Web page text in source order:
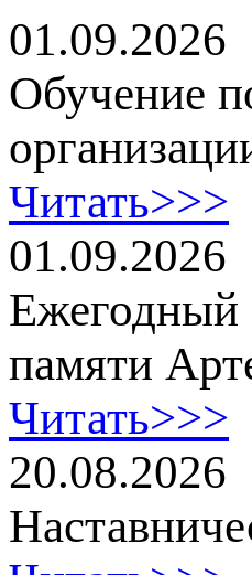
01.09.2026
Обучение
Читать>>>
01.09.2026
Ежегодный
памяти
Читать>>>
20.08.2026